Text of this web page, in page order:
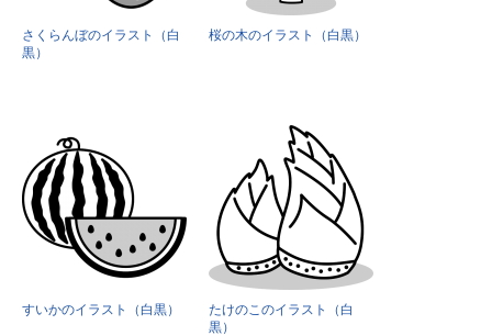
さくらんぼのイラスト（白
黒）
桜の木のイラスト（白黒）
すいかのイラスト（白黒）
たけのこのイラスト（白
黒）